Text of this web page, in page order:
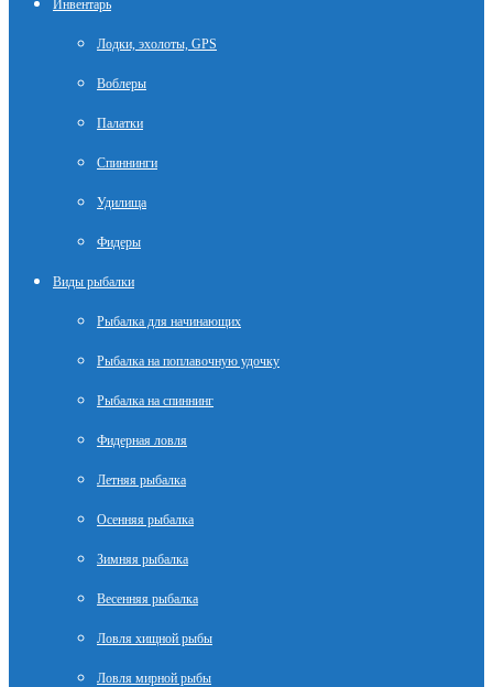
Инвентарь
Лодки, эхолоты, GPS
Воблеры
Палатки
Спиннинги
Удилища
Фидеры
Виды рыбалки
Рыбалка для начинающих
Рыбалка на поплавочную удочку
Рыбалка на спиннинг
Фидерная ловля
Летняя рыбалка
Осенняя рыбалка
Зимняя рыбалка
Весенняя рыбалка
Ловля хищной рыбы
Ловля мирной рыбы